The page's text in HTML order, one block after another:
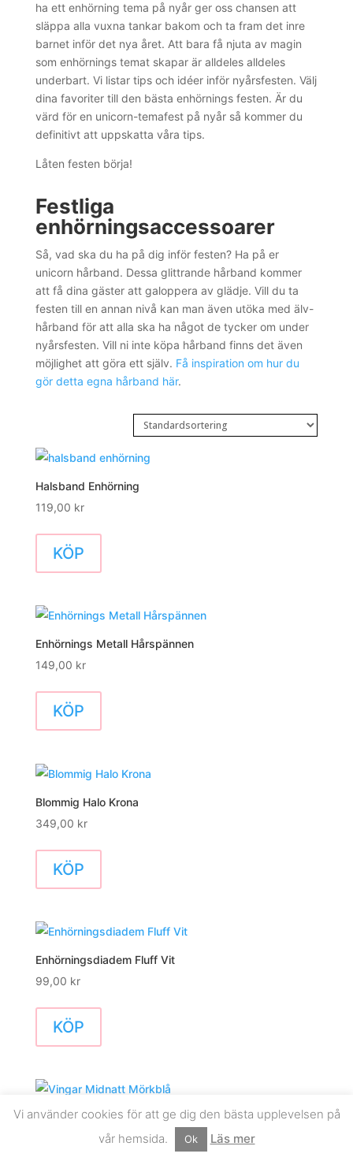
ha ett enhörning tema på nyår ger oss chansen att
släppa alla vuxna tankar bakom och ta fram det inre
barnet inför det nya året. Att bara få njuta av magin
som enhörnings temat skapar är alldeles alldeles
underbart. Vi listar tips och idéer inför nyårsfesten. Välj
dina favoriter till den bästa enhörnings festen. Är du
värd för en unicorn-temafest på nyår så kommer du
definitivt att uppskatta våra tips.
Låten festen börja!
Festliga
enhörningsaccessoarer
Så, vad ska du ha på dig inför festen? Ha på er
unicorn hårband. Dessa glittrande hårband kommer
att få dina gäster att galoppera av glädje. Vill du ta
festen till en annan nivå kan man även utöka med älv-
hårband för att alla ska ha något de tycker om under
nyårsfesten. Vill ni inte köpa hårband finns det även
möjlighet att göra ett själv. Få inspiration om hur du
gör detta egna hårband här.
Halsband Enhörning
119,00 kr
KÖP
Enhörnings Metall Hårspännen
149,00 kr
KÖP
Blommig Halo Krona
349,00 kr
KÖP
Enhörningsdiadem Fluff Vit
99,00 kr
KÖP
Vingar Midnatt Mörkblå
Vi använder cookies för att ge dig den bästa upplevelsen på
vår hemsida.
Ok Läs mer